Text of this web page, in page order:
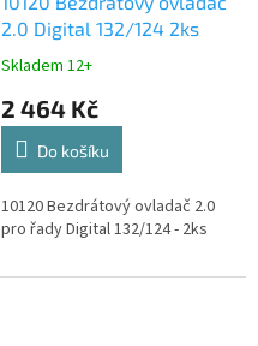
2.0 Digital 132/124 2ks
Skladem 12+
2 464 Kč
Do košíku
10120 Bezdrátový ovladač 2.0
pro řady Digital 132/124 - 2ks